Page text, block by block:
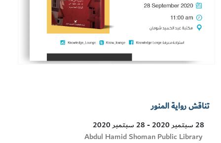
تناقش رواية المنور
28 سبتمبر 2020 - 28 سبتمبر 2020
Visit